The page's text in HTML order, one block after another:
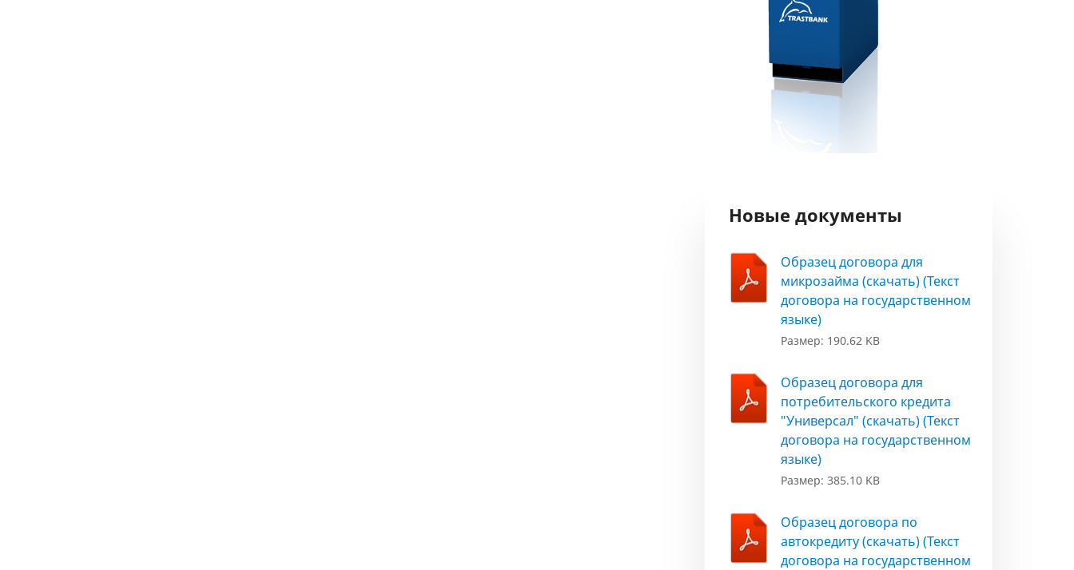
Новые документы
Образец договора для
микрозайма (скачать) (Текст
договора на государственном
языке)
Размер: 190.62 KB
Образец договора для
потребительского кредита
"Универсал" (скачать) (Текст
договора на государственном
языке)
Размер: 385.10 KB
Образец договора по
автокредиту (скачать) (Текст
договора на государственном